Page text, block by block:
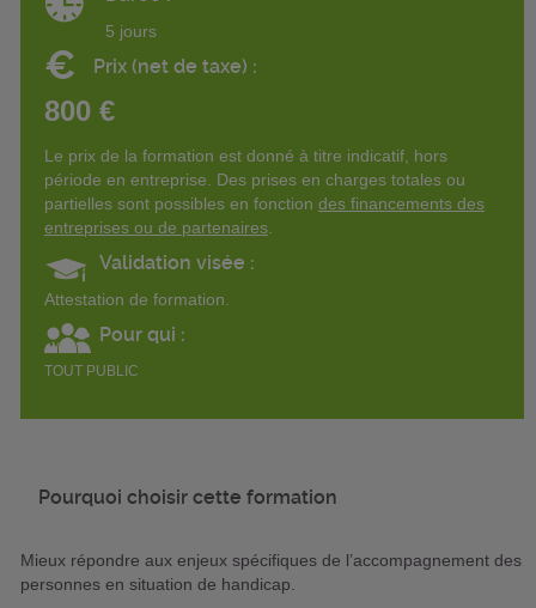
5 jours
€ Prix (net de taxe) :
800 €
Le prix de la formation est donné à titre indicatif, hors
période en entreprise. Des prises en charges totales ou
partielles sont possibles en fonction des financements des
entreprises ou de partenaires
Validation visée :
Attestation de formation.
Pour qui :
TOUT PUBLIC
Pourquoi choisir cette formation
Mieux répondre aux enjeux spécifiques de l’accompagnement des
personnes en situation de handicap.